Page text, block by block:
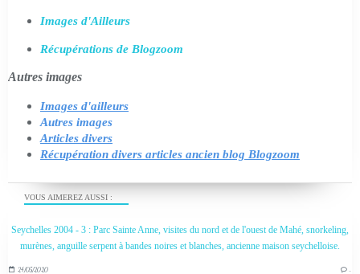
VOUS AIMEREZ AUSSI :
Seychelles 2004 - 3 : Parc Sainte Anne, visites du nord et de l'ouest de Mahé, snorkeling,
murènes, anguille serpent à bandes noires et blanches, ancienne maison seychelloise.
24/05/2020 …
Images d'Ailleurs
Récupérations de Blogzoom
Autres images
Images d'ailleurs
Autres images
Articles divers
Récupération divers articles ancien blog Blogzoom